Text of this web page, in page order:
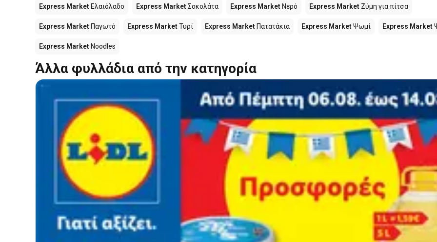
Express Market Ελαιόλαδο Express MarketΣοκολάτα Express Market Νερό Express Market Ζύμη για πίτσα
Express Market Παγωτό Express MarketΤυρί Express Market Πατατάκια Express MarketΨωμί Express Market
Express Market Noodles
Άλλα φυλλάδια από την κατηγορία